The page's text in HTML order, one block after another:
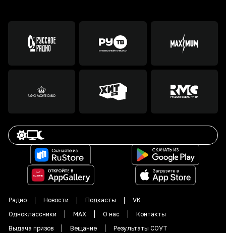
Радио Новости Подкасты
VK
Одноклассники
MAX О нас
Контакты
Выдача призов
Вещание Результаты СОУТ